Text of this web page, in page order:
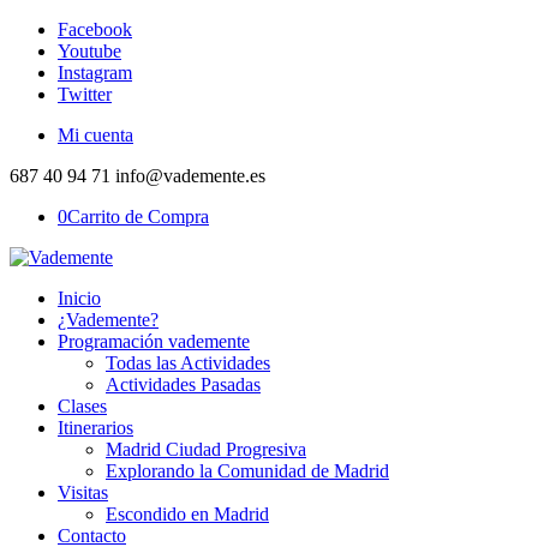
Facebook
Youtube
Instagram
Twitter
Mi cuenta
687 40 94 71 info@vademente.es
0Carrito de Compra
Inicio
¿Vademente?
Programación vademente
Todas las Actividades
Actividades Pasadas
Clases
Itinerarios
Madrid Ciudad Progresiva
Explorando la Comunidad de Madrid
Visitas
Escondido en Madrid
Contacto